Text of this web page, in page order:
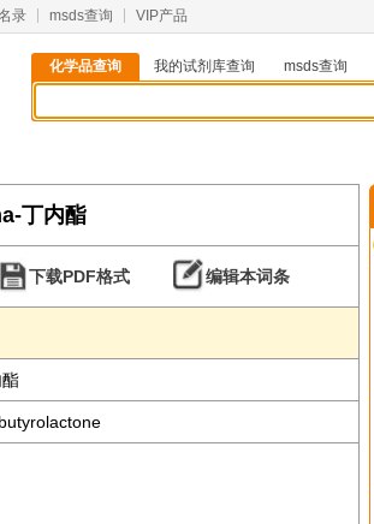
录 msds查询 VIP产品
化学品查询 我的试剂库查询 msds查询
丁内酯
下载PDF格式 编辑本词条